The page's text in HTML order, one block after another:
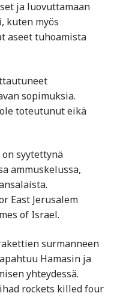
ja luovuttamaan
kuten myös
aseet tuhoamista
sopimuksia.
toteutunut eikä
syytettynä
ammuskelussa,
East Jerusalem
of Israel.
surmanneen
Hamasin ja
yhteydessä.
rockets killed four